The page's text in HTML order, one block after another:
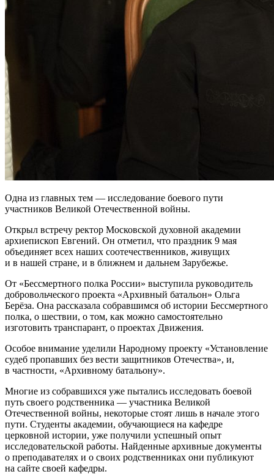
Одна из главных тем — исследование боевого пути
участников Великой Отечественной войны.
Открыл встречу ректор Московской духовной академии
архиепископ Евгений. Он отметил, что праздник 9 мая
объединяет всех наших соотечественников, живущих
и в нашей стране, и в ближнем и дальнем Зарубежье.
От «Бессмертного полка России» выступила руководитель
добровольческого проекта «Архивный батальон» Ольга
Берёза. Она рассказала собравшимся об истории Бессмертного
полка, о шествии, о том, как можно самостоятельно
изготовить транспарант, о проектах Движения.
Особое внимание уделили Народному проекту «Установление
судеб пропавших без вести защитников Отечества», и,
в частности, «Архивному батальону».
Многие из собравшихся уже пытались исследовать боевой
путь своего родственника — участника Великой
Отечественной войны, некоторые стоят лишь в начале этого
пути. Студенты академии, обучающиеся на кафедре
церковной истории, уже получили успешный опыт
исследовательской работы. Найденные архивные документы
о преподавателях и о своих родственниках они публикуют
на сайте своей кафедры.